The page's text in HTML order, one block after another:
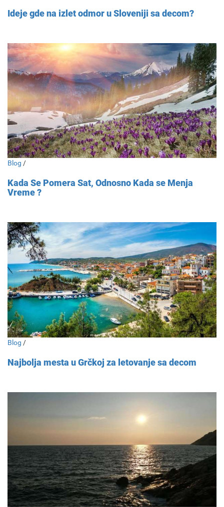
Ideje gde na izlet odmor u Sloveniji sa decom?
Blog /
Kada Se Pomera Sat, Odnosno Kada se Menja
Vreme ?
Blog /
Najbolja mesta u Grčkoj za letovanje sa decom